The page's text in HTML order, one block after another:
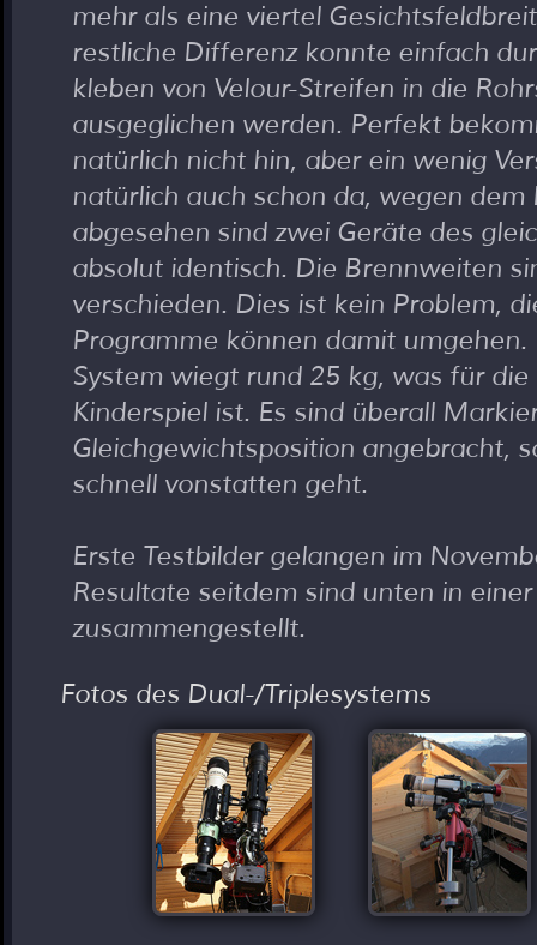
mehr als eine viertel
restliche Differenz konnte einfach
kleben von Velour-Streifen in die
ausgeglichen werden. Perfekt
natürlich nicht hin, aber ein wenig
natürlich auch schon da, wegen
abgesehen sind zwei Geräte des
absolut identisch. Die Brennweiten
verschieden. Dies ist kein Problem,
Programme können damit
System wiegt rund 25 kg, was für
Kinderspiel ist. Es sind überall
Gleichgewichtsposition angebracht,
schnell vonstatten geht.
Erste Testbilder gelangen im
Resultate seitdem sind unten in
zusammengestellt.
Fotos des Dual-/Triplesystems